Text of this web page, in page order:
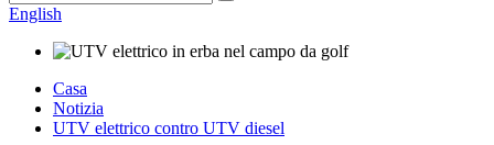
English
Casa
Notizia
UTV elettrico contro UTV diesel